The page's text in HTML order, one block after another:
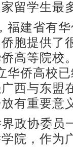
留学生最
建省有华
胞提供了
高等院校
华侨高校
西与东盟
有重要意
协委员
院，作为